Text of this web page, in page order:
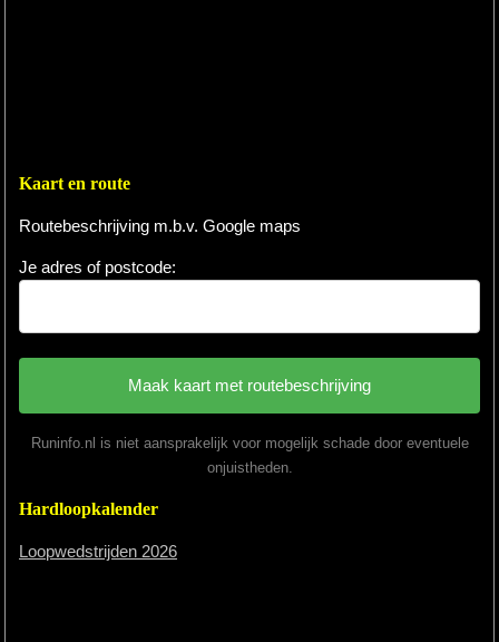
Kaart en route
Routebeschrijving m.b.v. Google maps
Je adres of postcode:
Runinfo.nl is niet aansprakelijk voor mogelijk schade door eventuele
onjuistheden.
Hardloopkalender
Loopwedstrijden 2026